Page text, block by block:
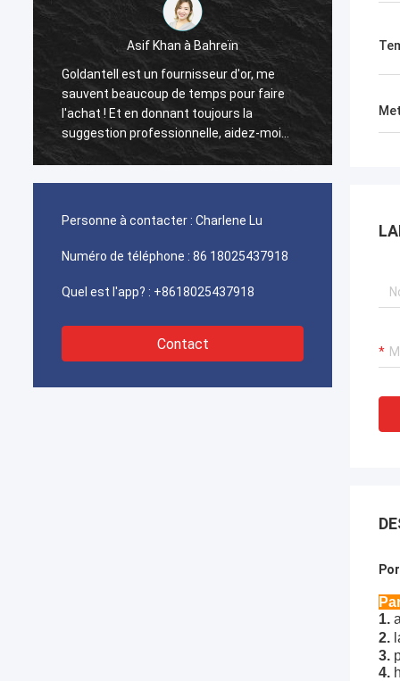
Asif Khan à Bahreïn
Goldantell est un fournisseur d'or, me
sauvent beaucoup de temps pour faire
l'achat ! Et en donnant toujours la
suggestion professionnelle, aidez-moi
beaucoup dans les affaires !
Les
Personne à contacter : Charlene Lu
Numéro de téléphone : 86 18025437918
Quel est l'app? : +8618025437918
Contact
1.
2.
3.
4.